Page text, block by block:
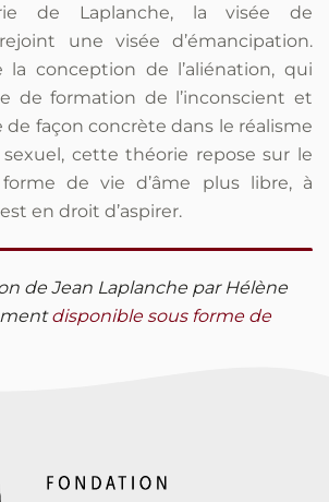
de Laplanche, la visée de
une visée d’émancipation.
la conception de l’aliénation, qui
de formation de l’inconscient et
façon concrète dans le réalisme
sexuel, cette théorie repose sur le
de vie d’âme plus libre, à
en droit d’aspirer.
de Jean Laplanche par Hélène
disponible sous forme de